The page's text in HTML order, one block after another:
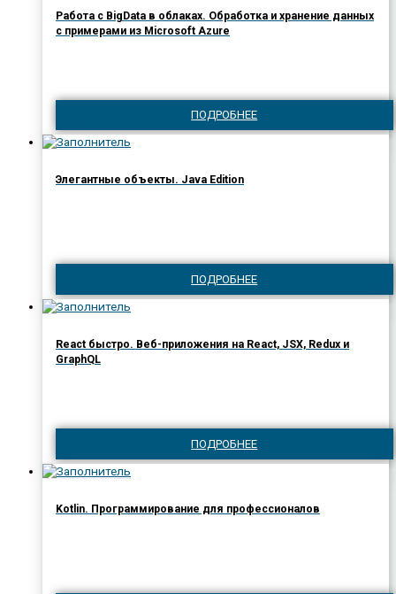
Работа с BigData в облаках. Обработка и хранение данных
с примерами из Microsoft Azure
ПОДРОБНЕЕ
Элегантные объекты. Java Edition
ПОДРОБНЕЕ
React быстро. Веб-приложения на React, JSX, Redux и
GraphQL
ПОДРОБНЕЕ
Kotlin. Программирование для профессионалов